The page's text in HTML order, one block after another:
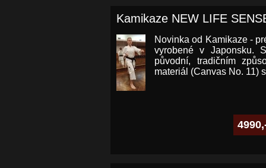
Kamikaze NEW LIFE
Novinka od Kamikaze -
vyrobené v Japonsku.
původní, tradičním
materiál (Canvas No. 11)